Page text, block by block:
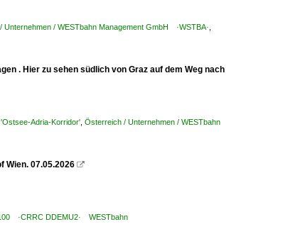
Unternehmen / WESTbahn Management GmbH ·WSTBA·
. Hier zu sehen südlich von Graz auf dem Weg nach
Adria-Korridor' Österreich / Unternehmen / WESTbahn
Wien. 07.05.2026 
·CRRC DDEMU2· WESTbahn